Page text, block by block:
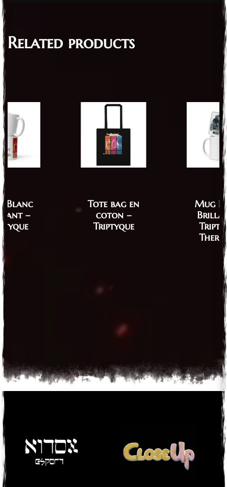
Related products
Tote bag en
coton –
Triptyque
Mug
Blanc
–